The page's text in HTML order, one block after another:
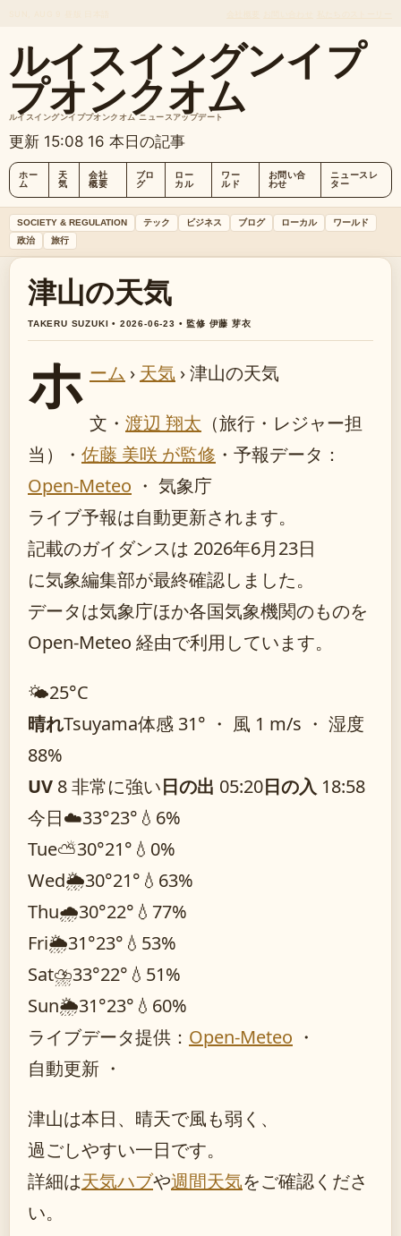
ルイスイングンイプ
プオンクオム
ルイスイングンイププオンクオム ニュースアップデート
更新 15:08 16 本日の記事
ホー
ム
天
気
会社
概要
ブロ
グ
ロー
カル
ワー
ルド
お問い合
わせ
ニュースレ
ター
SOCIETY & REGULATION テック ビジネス ブログ ローカル
ワールド
政治
旅行
津山の天気
TAKERU SUZUKI • 2026-06-23 • 監修 伊藤 芽衣
ホ ーム › 天気 ›津山の天気
文・ 渡辺 翔太 （旅行・レジャー担
当）
・ 佐藤 美咲 が監修 ・ 予報データ：
Open-Meteo ・ 気象庁
ライブ予報は自動更新されます。
記載のガイダンスは 2026年6月23日
に気象編集部が最終確認しました。
データは気象庁ほか各国気象機関のものを
Open-Meteo 経由で利用しています。
🌤️25°C
晴れTsuyama体感 31° ・ 風 1 m/s ・ 湿度
88%
UV 8 非常に強い日の出 05:20日の入 18:58
今日☁️33°23° 💧6%
Tue⛅30°21° 💧0%
Wed🌦️30°21° 💧63%
Thu🌧️30°22° 💧77%
Fri🌦️31°23° 💧53%
Sat⛈️33°22° 💧51%
Sun🌦️31°23° 💧60%
ライブデータ提供： Open-Meteo ・
自動更新 ・
津山は本日、晴天で風も弱く、
過ごしやすい一日です。
詳細は天気ハブや週間天気をご確認くださ
い。